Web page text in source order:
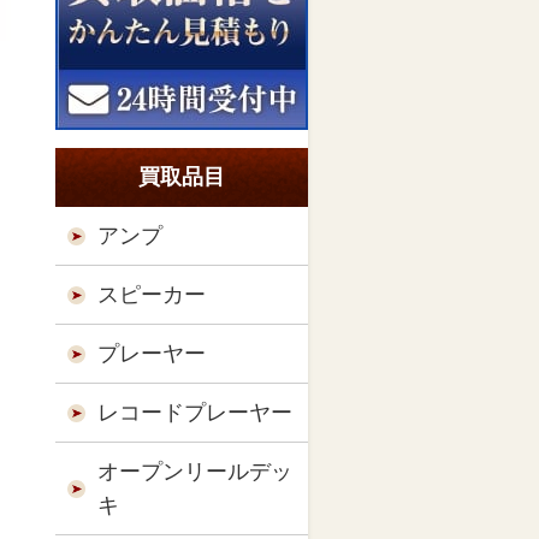
買取品目
アンプ
スピーカー
プレーヤー
レコードプレーヤー
オープンリールデッ
キ